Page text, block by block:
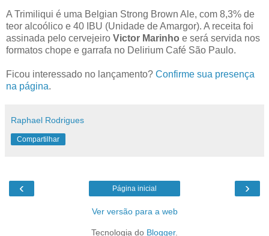
A Trimiliqui é uma Belgian Strong Brown Ale, com 8,3% de
teor alcoólico e 40 IBU (Unidade de Amargor). A receita foi
assinada pelo cervejeiro Victor Marinho e será servida nos
formatos chope e garrafa no Delirium Café São Paulo.
Ficou interessado no lançamento? Confirme sua presença
na página.
Raphael Rodrigues
Compartilhar
‹ ›
Página inicial
Ver versão para a web
Tecnologia do Blogger.